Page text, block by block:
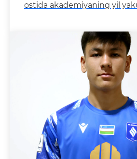
ostida akademiyaning yil